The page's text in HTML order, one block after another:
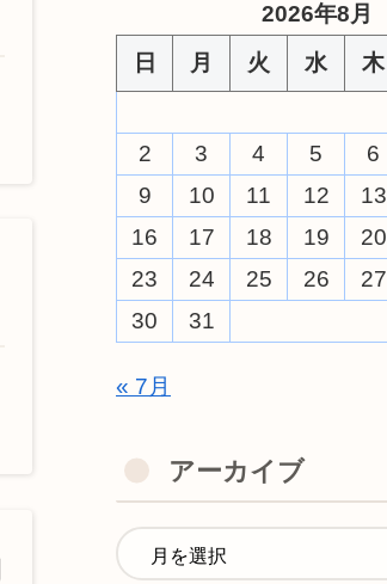
2026年8月
日
月 火 水 木
2
3 4 5 6
9
10 11 12 13
16
17 18 19 20
23
24 25 26 27
30
31
« 7月
アーカイブ